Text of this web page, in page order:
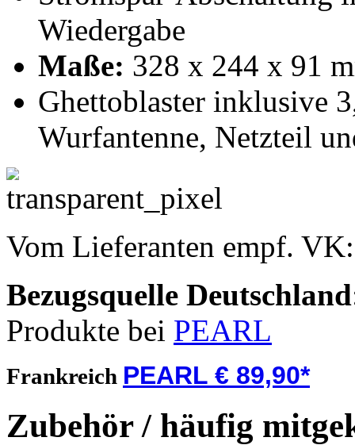
Wiedergabe
Maße: 328 x 244 x 91
Ghettoblaster inklusive
Wurfantenne, Netzteil
Vom Lieferanten empf.
Bezugsquelle Deutschland
Produkte bei PEARL
Frankreich PEARL € 89,90*
Zubehör / häufig